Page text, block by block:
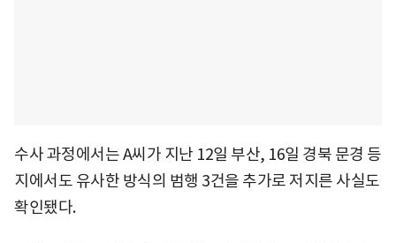
수사 과정에서는 A씨가 지난 12일 부산, 16일 경북 문경 등
지에서도 유사한 방식의 범행 3건을 추가로 저지른 사실도
확인됐다.